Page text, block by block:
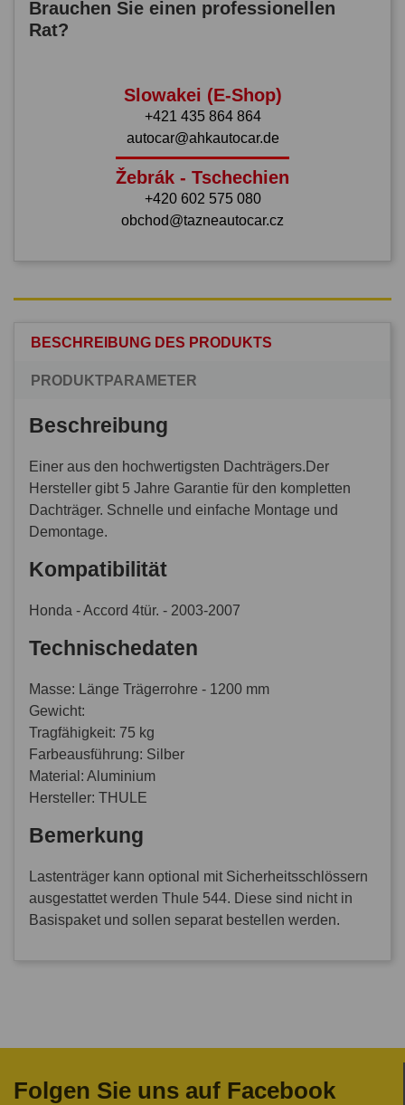
Brauchen Sie einen professionellen
Rat?
Slowakei (E-Shop)
+421 435 864 864
autocar@ahkautocar.de
Žebrák - Tschechien
+420 602 575 080
obchod@tazneautocar.cz
BESCHREIBUNG DES PRODUKTS
PRODUKTPARAMETER
Beschreibung
Einer aus den hochwertigsten Dachträgers.Der
Hersteller gibt 5 Jahre Garantie für den kompletten
Dachträger. Schnelle und einfache Montage und
Demontage.
Kompatibilität
Honda - Accord 4tür. - 2003-2007
Technischedaten
Masse: Länge Trägerrohre - 1200 mm
Gewicht:
Tragfähigkeit: 75 kg
Farbeausführung: Silber
Material: Aluminium
Hersteller: THULE
Bemerkung
Lastenträger kann optional mit Sicherheitsschlössern
ausgestattet werden Thule 544. Diese sind nicht in
Basispaket und sollen separat bestellen werden.
Folgen Sie uns auf Facebook